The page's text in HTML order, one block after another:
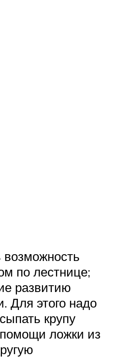
возможность
по лестнице;
развитию
Для этого надо
крупу
ложки из